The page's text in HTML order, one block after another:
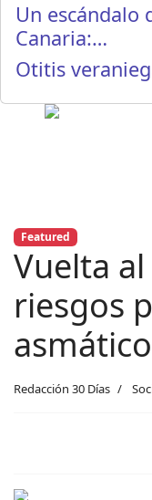
Un escándalo
Canaria:…
Otitis
Featured
Vuelta
riesgos
Redacción 30 Días